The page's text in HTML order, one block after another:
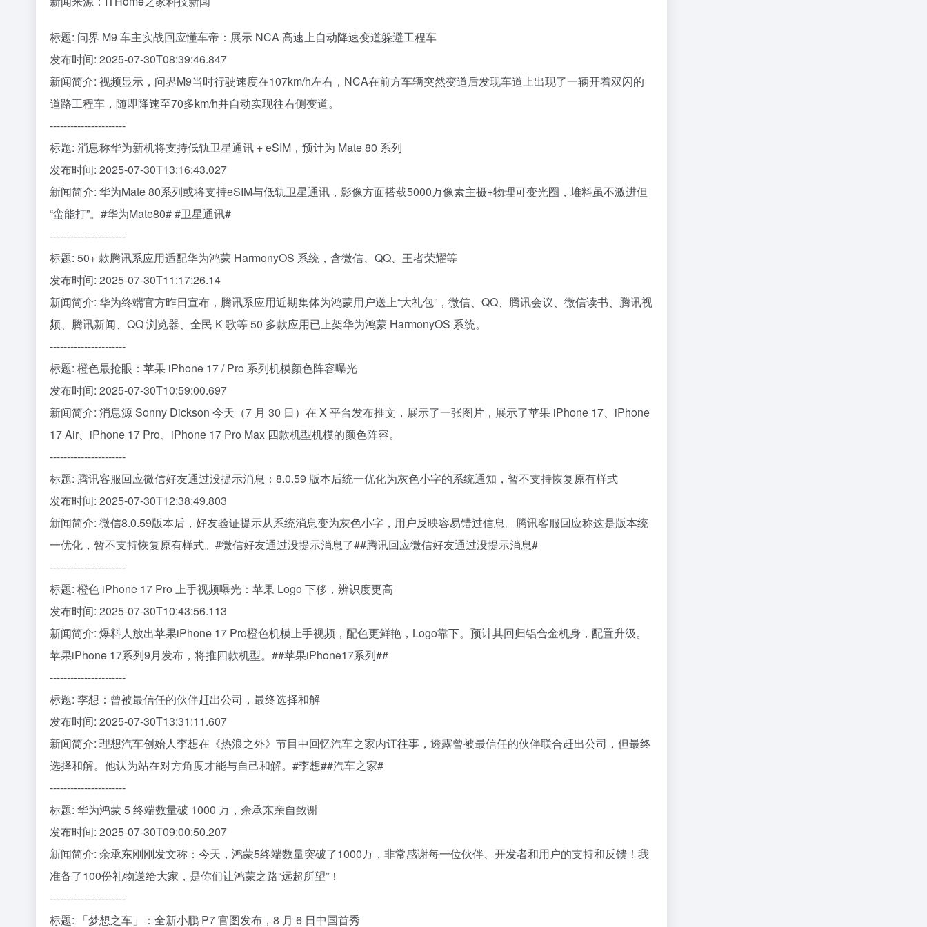
标题: 问界 M9 车主实战回应懂车帝：展示 NCA 高速上自动降速变道躲避工程车
发布时间: 2025-07-30T08:39:46.847
新闻简介: 视频显示，问界M9当时行驶速度在107km/h左右，NCA在前方车辆突然变道后发现车道上出现了一辆开着双闪的
道路工程车，随即降速至70多km/h并自动实现往右侧变道。
----------------------
标题: 消息称华为新机将支持低轨卫星通讯 + eSIM，预计为 Mate 80 系列
发布时间: 2025-07-30T13:16:43.027
新闻简介: 华为Mate 80系列或将支持eSIM与低轨卫星通讯，影像方面搭载5000万像素主摄+物理可变光圈，堆料虽不激进但
“蛮能打”。#华为Mate80# #卫星通讯#
----------------------
标题: 50+ 款腾讯系应用适配华为鸿蒙 HarmonyOS 系统，含微信、QQ、王者荣耀等
发布时间: 2025-07-30T11:17:26.14
新闻简介: 华为终端官方昨日宣布，腾讯系应用近期集体为鸿蒙用户送上“大礼包”，微信、QQ、腾讯会议、微信读书、腾讯视
频、腾讯新闻、QQ 浏览器、全民 K 歌等 50 多款应用已上架华为鸿蒙 HarmonyOS 系统。
----------------------
标题: 橙色最抢眼：苹果 iPhone 17 / Pro 系列机模颜色阵容曝光
发布时间: 2025-07-30T10:59:00.697
新闻简介: 消息源 Sonny Dickson 今天（7 月 30 日）在 X 平台发布推文，展示了一张图片，展示了苹果 iPhone 17、iPhone
17 Air、iPhone 17 Pro、iPhone 17 Pro Max 四款机型机模的颜色阵容。
----------------------
标题: 腾讯客服回应微信好友通过没提示消息：8.0.59 版本后统一优化为灰色小字的系统通知，暂不支持恢复原有样式
发布时间: 2025-07-30T12:38:49.803
新闻简介: 微信8.0.59版本后，好友验证提示从系统消息变为灰色小字，用户反映容易错过信息。腾讯客服回应称这是版本统
一优化，暂不支持恢复原有样式。#微信好友通过没提示消息了##腾讯回应微信好友通过没提示消息#
----------------------
标题: 橙色 iPhone 17 Pro 上手视频曝光：苹果 Logo 下移，辨识度更高
发布时间: 2025-07-30T10:43:56.113
新闻简介: 爆料人放出苹果iPhone 17 Pro橙色机模上手视频，配色更鲜艳，Logo靠下。预计其回归铝合金机身，配置升级。
苹果iPhone 17系列9月发布，将推四款机型。##苹果iPhone17系列##
----------------------
标题: 李想：曾被最信任的伙伴赶出公司，最终选择和解
发布时间: 2025-07-30T13:31:11.607
新闻简介: 理想汽车创始人李想在《热浪之外》节目中回忆汽车之家内讧往事，透露曾被最信任的伙伴联合赶出公司，但最终
选择和解。他认为站在对方角度才能与自己和解。#李想##汽车之家#
----------------------
标题: 华为鸿蒙 5 终端数量破 1000 万，余承东亲自致谢
发布时间: 2025-07-30T09:00:50.207
新闻简介: 余承东刚刚发文称：今天，鸿蒙5终端数量突破了1000万，非常感谢每一位伙伴、开发者和用户的支持和反馈！我
准备了100份礼物送给大家，是你们让鸿蒙之路“远超所望”！
----------------------
标题: 「梦想之车」：全新小鹏 P7 官图发布，8 月 6 日中国首秀